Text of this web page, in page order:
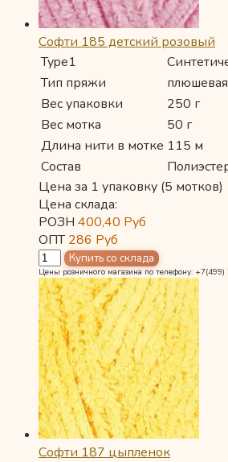
Софти 185 детский розовый
Type1
Тип пряжи
плюшевая
Вес упаковки
250 г
Вес мотка
50 г
Длина нити в мотке 115 м
Состав
Цена за 1 упаковку (5 мотков)
Цена склада:
РОЗН 400,40 Руб
ОПТ286 Руб
Цены розничного магазина по телефону:
Софти 187 цыпленок